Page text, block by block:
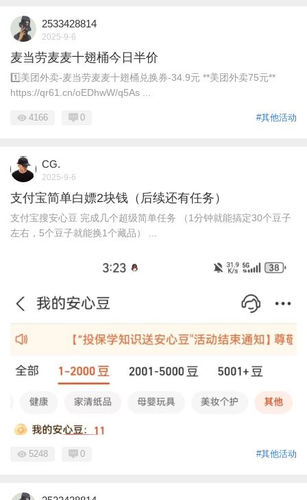
2533428814
2025-9-6
麦当劳麦麦十翅桶今日半价
1️⃣美团外卖-麦当劳麦麦十翅桶兑换券-34.9元 **美团外卖75元**
https://qr61.cn/oEDhwW/q5As ...
#其他活动
4166 0
CG.
2025-9-6
支付宝简单白嫖2块钱（后续还有任务）
支付宝搜安心豆 完成几个超级简单任务 （1分钟就能搞定30个豆子
左右，5个豆子就能换1个藏品） ...
#其他活动
5248 0